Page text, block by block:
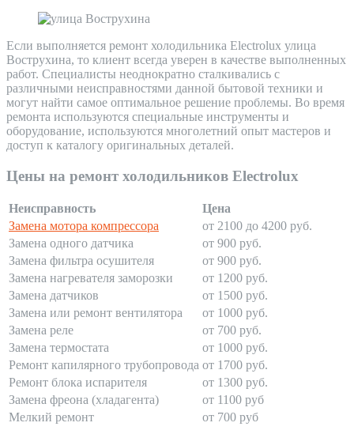
Если выполняется ремонт холодильника Electrolux улица
Вострухина, то клиент всегда уверен в качестве выполненных
работ. Специалисты неоднократно сталкивались с
различными неисправностями данной бытовой техники и
могут найти самое оптимальное решение проблемы. Во время
ремонта используются специальные инструменты и
оборудование, используются многолетний опыт мастеров и
доступ к каталогу оригинальных деталей.
Цены на ремонт холодильников Electrolux
Неисправность
Цена
Замена мотора компрессора
от 2100 до 4200 руб.
Замена одного датчика
от 900 руб.
Замена фильтра осушителя
от 900 руб.
Замена нагревателя заморозки
от 1200 руб.
Замена датчиков
от 1500 руб.
Замена или ремонт вентилятора
от 1000 руб.
Замена реле
от 700 руб.
Замена термостата
от 1000 руб.
Ремонт капилярного трубопровода от 1700 руб.
Ремонт блока испарителя
от 1300 руб.
Замена фреона (хладагента)
от 1100 руб
Мелкий ремонт
от 700 руб